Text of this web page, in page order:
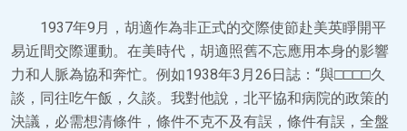
1937年9月，胡適作為非正式的交際使節赴美英睜開平
易近間交際運動。在美時代，胡適照舊不忘應用本身的影響
力和人脈為協和奔忙。例如1938年3月26日誌：“與□□□□久
談，同往吃午飯，久談。我對他說，北平協和病院的政策的
決議，必需想清條件，條件不克不及有誤，條件有誤，全盤